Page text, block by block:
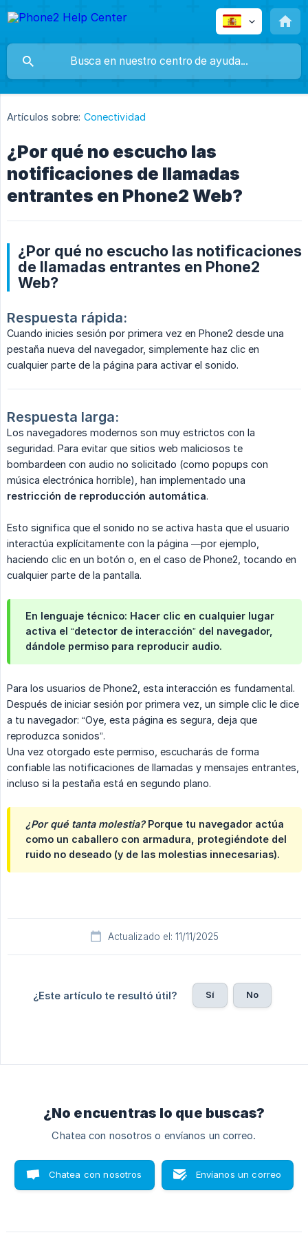
Artículos sobre: Conectividad
¿Por qué no escucho las
notificaciones de llamadas
entrantes en Phone2 Web?
¿Por qué no escucho las notificaciones
de llamadas entrantes en Phone2
Web?
Respuesta rápida:
Cuando inicies sesión por primera vez en Phone2 desde una
pestaña nueva del navegador, simplemente haz clic en
cualquier parte de la página para activar el sonido.
Respuesta larga:
Los navegadores modernos son muy estrictos con la
seguridad. Para evitar que sitios web maliciosos te
bombardeen con audio no solicitado (como popups con
música electrónica horrible), han implementado una
restricción de reproducción automática.
Esto significa que el sonido no se activa hasta que el usuario
interactúa explícitamente con la página —por ejemplo,
haciendo clic en un botón o, en el caso de Phone2, tocando en
cualquier parte de la pantalla.
En lenguaje técnico: Hacer clic en cualquier lugar
activa el “detector de interacción” del navegador,
dándole permiso para reproducir audio.
Para los usuarios de Phone2, esta interacción es fundamental.
Después de iniciar sesión por primera vez, un simple clic le dice
a tu navegador: “Oye, esta página es segura, deja que
reproduzca sonidos”.
Una vez otorgado este permiso, escucharás de forma
confiable las notificaciones de llamadas y mensajes entrantes,
incluso si la pestaña está en segundo plano.
¿Por qué tanta molestia?Porque tu navegador actúa
como un caballero con armadura, protegiéndote del
ruido no deseado (y de las molestias innecesarias).
Actualizado el: 11/11/2025
¿Este artículo te resultó útil? Sí No
¿No encuentras lo que buscas?
Chatea con nosotros o envíanos un correo.
Chatea con nosotros Envíanos un correo